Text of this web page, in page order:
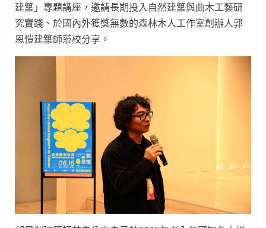
建築」專題講座，邀請長期投入自然建築與曲木工藝研
究實踐、於國內外獲獎無數的森林木人工作室創辦人郭
恩愷建築師蒞校分享。